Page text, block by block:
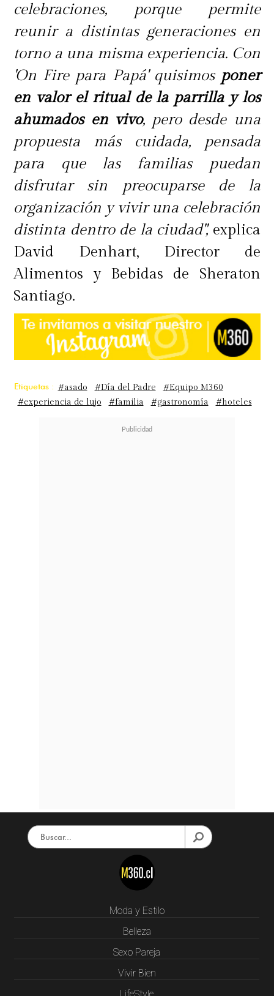
celebraciones, porque permite
reunir a distintas generaciones en
torno a una misma experiencia. Con
'On Fire para Papá' quisimos poner
en valor el ritual de la parrilla y los
ahumados en vivo, pero desde una
propuesta más cuidada, pensada
para que las familias puedan
disfrutar sin preocuparse de la
organización y vivir una celebración
distinta dentro de la ciudad",explica
David Denhart, Director de
Alimentos y Bebidas de Sheraton
Santiago.
Etiquetas : #asado #Día del Padre
#Equipo M360
#experiencia de lujo
#familia #gastronomía #hoteles
Moda y Estilo
Belleza
Sexo Pareja
Vivir Bien